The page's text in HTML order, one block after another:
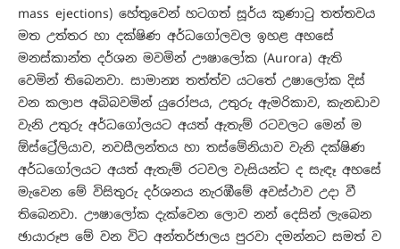
mass ejections) හේතුවෙන් හටගත් සූර්ය කුණාටු තත්තවය
මත උත්තර හා දක්ෂිණ අර්ධගෝලවල ඉහළ අහසේ
මනස්කාන්ත දර්ශන මවමින් ඌෂාලෝක (Aurora) ඇති
වෙමින් තිබෙනවා. සාමාන්‍ය තත්ත්ව යටතේ උෂාලෝක දිස්
වන කලාප අබිබවමින් යුරෝපය, උතුරු ඇමරිකාව, කැනඩාව
වැනි උතුරු අර්ධගෝලයට අයත් ඇතැම් රටවලට මෙන් ම
ඕස්ට්‍රේලියාව, නවසීලන්තය හා තස්මේනියාව වැනි දක්ෂිණ
අර්ධගෝලයට අයත් ඇතැම් රටවල වැසියන්ට ද සැඳෑ අහසේ
මැවෙන මේ විසිතුරු දර්ශනය නැරඹීමේ අවස්ථාව උදා වී
තිබෙනවා. ඌෂාලෝක දැක්වෙන ලොව නන් දෙසින් ලැබෙන
ඡායාරූප මේ වන විට අන්තර්ජාලය පුරවා දමන්නට සමත් ව